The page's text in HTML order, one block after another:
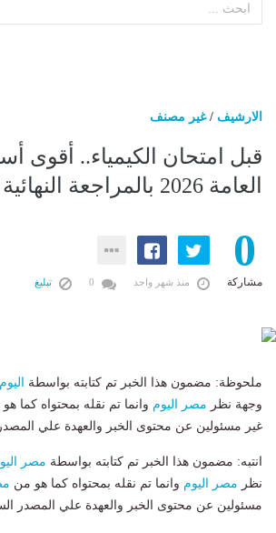
الارشيف /غير مصنف
قبل امتحان الكيمياء.. أقوى
العامة 2026 بالمراجعة النهائية
0
مشاركة منذ شهر واحد تبليغ
ملحوظة: مضمون هذا الخبر تم كتابته بواسطة
وجهة نظر مصر اليوم وانما تم نقله بمحتواه كما
غير مسئولين عن محتوى الخبر والعهدة علي
انتبه: مضمون هذا الخبر تم كتابته بواسطة مصر
نظر مصر اليوم وانما تم نقله بمحتواه كما هو من
مسئولين عن محتوى الخبر والعهدة علي المصدر